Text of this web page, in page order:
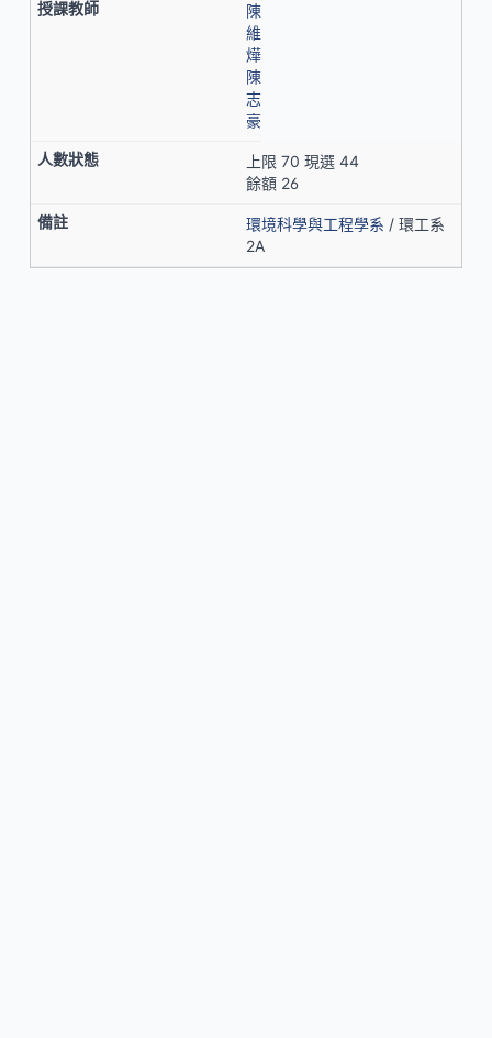
陳
維
燁
陳
志
豪
上限 70 現選 44
餘額 26
環境科學與工程學系 / 環工系
2A